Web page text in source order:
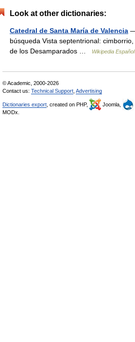
Look at other dictionaries:
Catedral de Santa María de Valencia
búsqueda Vista septentrional:
de los Desamparados …
Wikipedia Español
© Academic, 2000-2026
Contact us: Technical Support Advertising
Dictionaries export , created on PHP, Joomla,
MODx.